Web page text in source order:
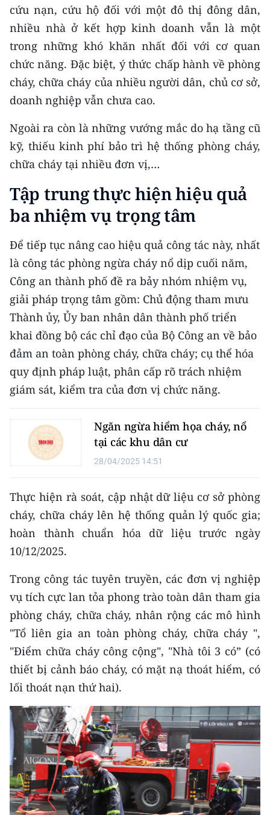
TIN MỚI
TIN ĐỊA PHƯƠNG
Trung du và miền núi phía Bắc
Đồng bằng sông Hồng
Bắc Trung Bộ
Duyên hải Nam Trung Bộ và Tây
Nguyên
Đông Nam Bộ
Đồng bằng sông Cửu Long
Chuyên trang Hà Nội
Chuyên trang TP. Hồ Chí Minh
CHUYÊN ĐỀ
CÁC CHUYÊN TRANG
VỀ BÁO NHÂN DÂN
THỜI NAY
NHÂN DÂN CUỐI TUẦN
NHÂN DÂN HẰNG THÁNG
ĐỌC BÁO IN
ENGLISH
中文
FRANÇAIS
РУССКИЙ
ESPAÑOL
cứu nạn, cứu hộ đối với một đô thị đông dân,
nhiều nhà ở kết hợp kinh doanh vẫn là một
trong những khó khăn nhất đối với cơ quan
chức năng. Đặc biệt, ý thức chấp hành về phòng
cháy, chữa cháy của nhiều người dân, chủ cơ sở,
doanh nghiệp vẫn chưa cao.
Ngoài ra còn là những vướng mắc do hạ tầng cũ
kỹ, thiếu kinh phí bảo trì hệ thống phòng cháy,
chữa cháy tại nhiều đơn vị,…
Tập trung thực hiện hiệu quả
ba nhiệm vụ trọng tâm
Để tiếp tục nâng cao hiệu quả công tác này, nhất
là công tác phòng ngừa cháy nổ dịp cuối năm,
Công an thành phố đề ra bảy nhóm nhiệm vụ,
giải pháp trọng tâm gồm: Chủ động tham mưu
Thành ủy, Ủy ban nhân dân thành phố triển
khai đồng bộ các chỉ đạo của Bộ Công an về bảo
đảm an toàn phòng cháy, chữa cháy; cụ thể hóa
quy định pháp luật, phân cấp rõ trách nhiệm
giám sát, kiểm tra của đơn vị chức năng.
Ngăn ngừa hiểm họa cháy, nổ
tại các khu dân cư
28/04/2025 14:51
Thực hiện rà soát, cập nhật dữ liệu cơ sở phòng
cháy, chữa cháy lên hệ thống quản lý quốc gia;
hoàn thành chuẩn hóa dữ liệu trước ngày
10/12/2025.
Trong công tác tuyên truyền, các đơn vị nghiệp
vụ tích cực lan tỏa phong trào toàn dân tham gia
phòng cháy, chữa cháy, nhân rộng các mô hình
"Tổ liên gia an toàn phòng cháy, chữa cháy ",
"Điểm chữa cháy công cộng", "Nhà tôi 3 có” (có
thiết bị cảnh báo cháy, có mặt nạ thoát hiểm, có
lối thoát nạn thứ hai).